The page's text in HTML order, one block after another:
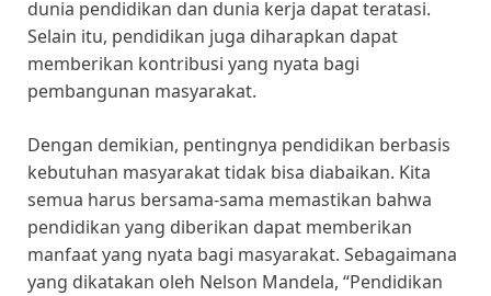
dunia pendidikan dan dunia kerja dapat teratasi.
Selain itu, pendidikan juga diharapkan dapat
memberikan kontribusi yang nyata bagi
pembangunan masyarakat.
Dengan demikian, pentingnya pendidikan berbasis
kebutuhan masyarakat tidak bisa diabaikan. Kita
semua harus bersama-sama memastikan bahwa
pendidikan yang diberikan dapat memberikan
manfaat yang nyata bagi masyarakat. Sebagaimana
yang dikatakan oleh Nelson Mandela, “Pendidikan